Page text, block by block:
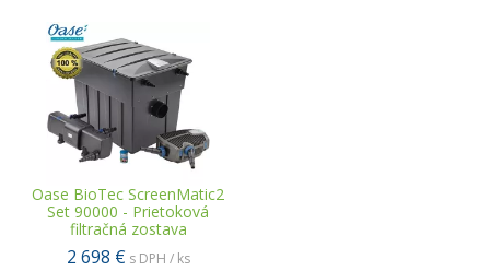
Oase BioTec ScreenMatic2
Set 90000 - Prietoková
filtračná zostava
2 698 € s DPH / ks